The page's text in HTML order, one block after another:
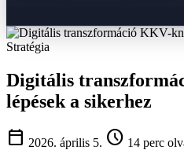
Stratégia
Digitális
lépések a sikerhez
calendar_today 2026. április 5. schedule 14 perc